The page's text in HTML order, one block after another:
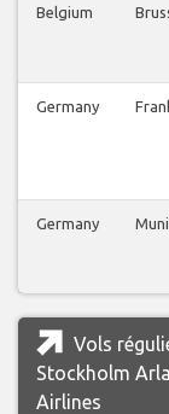
Belgium
Germany
Germany
Vols
Stockholm
Airlines